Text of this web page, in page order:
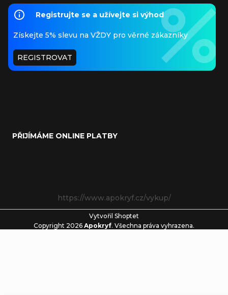
Registrujte se a užívejte si výhod
Získejte 5% slevu na VŽDY pro věrné zákazníky
REGISTROVAT
PŘIJÍMÁME ONLINE PLATBY
https://www.apokryf.cz/vykup/
Vytvořil Shoptet
Copyright 2026 Apokryf. Všechna práva vyhrazena.